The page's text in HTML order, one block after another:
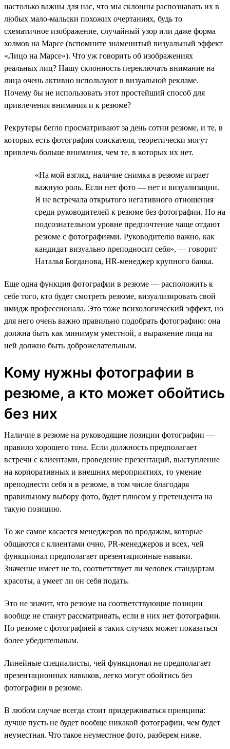
настолько важны для нас, что мы склонны распознавать их в
любых мало-мальски похожих очертаниях, будь то
схематичное изображение, случайный узор или даже форма
холмов на Марсе (вспомните знаменитый визуальный эффект
«Лицо на Марсе»). Что уж говорить об изображениях
реальных лиц? Нашу склонность переключать внимание на
лица очень активно используют в визуальной рекламе.
Почему бы не использовать этот простейший способ для
привлечения внимания и к резюме?
Рекрутеры бегло просматривают за день сотни резюме, и те, в
которых есть фотография соискателя, теоретически могут
привлечь больше внимания, чем те, в которых их нет.
«На мой взгляд, наличие снимка в резюме играет
важную роль. Если нет фото — нет и визуализации.
Я не встречала открытого негативного отношения
среди руководителей к резюме без фотографии. Но на
подсознательном уровне предпочтение чаще отдают
резюме с фотографиями. Руководителю важно, как
кандидат визуально преподносит себя», — говорит
Наталья Богданова, HR-менеджер крупного банка.
Еще одна функция фотографии в резюме — расположить к
себе того, кто будет смотреть резюме, визуализировать свой
имидж профессионала. Это тоже психологический эффект, но
для него очень важно правильно подобрать фотографию: она
должна быть как минимум уместной, а выражение лица на
ней должно быть доброжелательным.
Кому нужны фотографии в
резюме, а кто может обойтись
без них
Наличие в резюме на руководящие позиции фотографии —
правило хорошего тона. Если должность предполагает
встречи с клиентами, проведение презентаций, выступление
на корпоративных и внешних мероприятиях, то умение
преподнести себя и в резюме, в том числе благодаря
правильному выбору фото, будет плюсом у претендента на
такую позицию.
То же самое касается менеджеров по продажам, которые
общаются с клиентами очно, PR-менеджеров и всех, чей
функционал предполагает презентационные навыки.
Значение имеет не то, соответствует ли человек стандартам
красоты, а умеет ли он себя подать.
Это не значит, что резюме на соответствующие позиции
вообще не станут рассматривать, если в них нет фотографии.
Но резюме с фотографией в таких случаях может показаться
более убедительным.
Линейные специалисты, чей функционал не предполагает
презентационных навыков, легко могут обойтись без
фотографии в резюме.
В любом случае всегда стоит придерживаться принципа:
лучше пусть не будет вообще никакой фотографии, чем будет
неуместная. Что такое неуместное фото, разберем ниже.